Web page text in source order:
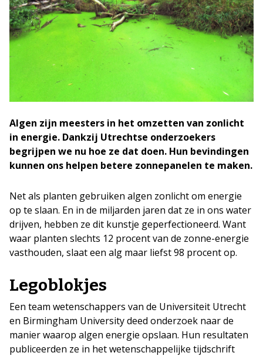
Algen zijn meesters in het omzetten van zonlicht
in energie. Dankzij Utrechtse onderzoekers
begrijpen we nu hoe ze dat doen. Hun bevindingen
kunnen ons helpen betere zonnepanelen te maken.
Net als planten gebruiken algen zonlicht om energie
op te slaan. En in de miljarden jaren dat ze in ons water
drijven, hebben ze dit kunstje geperfectioneerd. Want
waar planten slechts 12 procent van de zonne-energie
vasthouden, slaat een alg maar liefst 98 procent op.
Legoblokjes
Een team wetenschappers van de Universiteit Utrecht
en Birmingham University deed onderzoek naar de
manier waarop algen energie opslaan. Hun resultaten
publiceerden ze in het wetenschappelijke tijdschrift